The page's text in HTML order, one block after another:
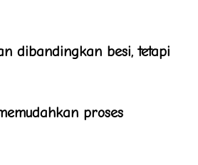
dibandingkan besi, tetapi
proses